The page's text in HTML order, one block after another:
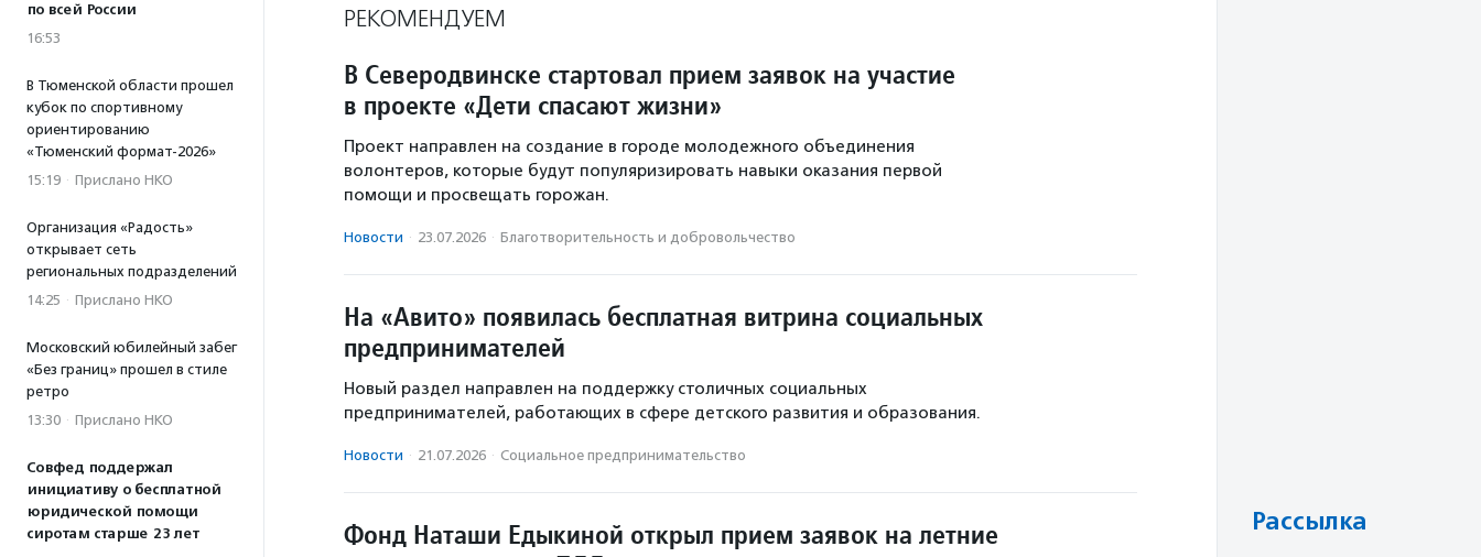
по всей России
16:53
В Тюменской области прошел
кубок по спортивному
ориентированию
«Тюменский формат-2026»
15:19 · Прислано НКО
Организация «Радость»
открывает сеть
региональных подразделений
14:25 · Прислано НКО
Московский юбилейный забег
«Без границ» прошел в стиле
ретро
13:30 · Прислано НКО
Совфед поддержал
инициативу о бесплатной
юридической помощи
сиротам старше 23 лет
РЕКОМЕНДУЕМ
В Северодвинске стартовал прием заявок на участие
в проекте «Дети спасают жизни»
Проект направлен на создание в городе молодежного объединения
волонтеров, которые будут популяризировать навыки оказания первой
помощи и просвещать горожан.
Новости · 23.07.2026 · Благотвори­тель­ность и доброволь­чест­во
На «Авито» появилась бесплатная витрина социальных
предпринимателей
Новый раздел направлен на поддержку столичных социальных
предпринимателей, работающих в сфере детского развития и образования.
Новости · 21.07.2026 · Социальное предпри­нима­тель­ство
Фонд Наташи Едыкиной открыл прием заявок на летние
Рассылка